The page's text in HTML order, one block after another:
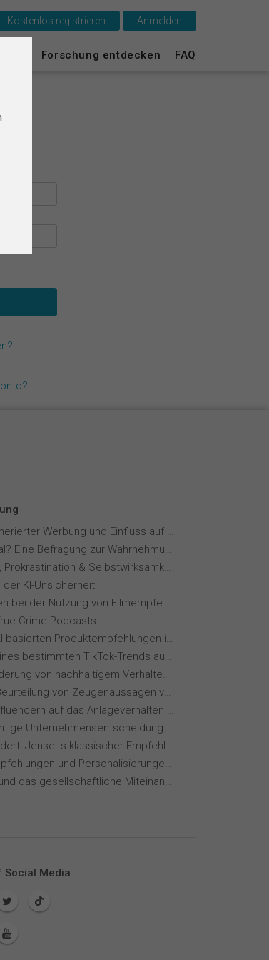
Forschung entdecken FAQ
Kostenlos registrieren Anmelden
Wahrnehmung KI-generierter Werbung und Einfluss auf Markenvertrauen
Wie normal ist normal? Eine Befragung zur Wahrnehmung von Essverhalten
Fernstudium: Stress, Prokrastination & Selbstwirksamkeit
KI-Unsicherheit
Menschliches Erleben bei der Nutzung von Filmempfehlungssystemen
Crime-Podcasts
Wahrnehmung von KI-basierten Produktempfehlungen in Mode-Online-Shops
Wie wirken Videos eines bestimmten TikTok-Trends auf dich?
Maßnahmen zur Förderung von nachhaltigem Verhalten von Hotelgästen
Wahrnehmung und Beurteilung von Zeugenaussagen vor Gericht
Einfluss von Finanzinfluencern auf das Anlageverhalten der Gen Z⁠
Unternehmensentscheidung
Wie KI Motivation fördert: Jenseits klassischer Empfehlungssysteme
KI-gestützte Kaufempfehlungen und Personalisierungen im Online-Handel
Meinungen im Netz und das gesellschaftliche Miteinander
Social Media